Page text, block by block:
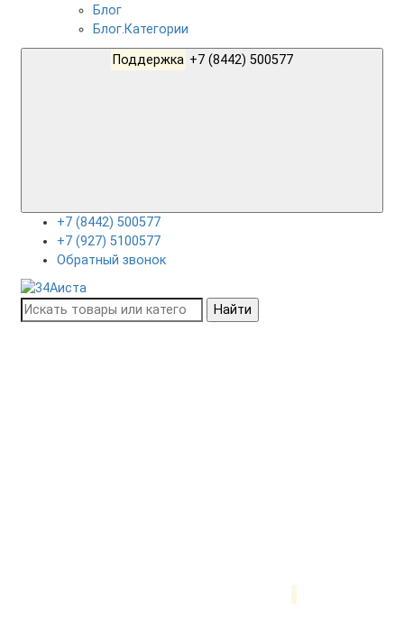
Блог
Блог.Категории
Поддержка
+7 (8442) 500577
+7 (927) 5100577
Обратный звонок
Найти